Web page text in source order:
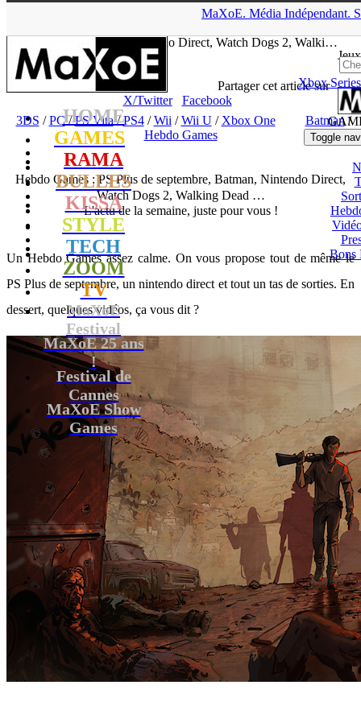
MaXoE. Média Indépendant.
HOME
GAMES
RAMA
BULLES
KISSA
STYLE
TECH
ZOOM
TV
MaXoE
Festival
MaXoE 25 ans
!
Festival de
Cannes
MaXoE Show
Games
Jeux
Xbox
Toggle
Bons
septembre, Batman, Nintendo Direct, Watch Dogs 2, Walki…
Partager cet article sur
X/Twitter
Facebook
3DS /PC/PS Vita/PS4/Wii /Wii U/ Xbox One Batman/
Hebdo Games
Hebdo Games : PS Plus de septembre, Batman, Nintendo Direct,
Watch Dogs 2, Walking Dead …
L'actu de la semaine, juste pour vous !
Un Hebdo Games assez calme. On vous propose tout de même le
PS Plus de septembre, un nintendo direct et tout un tas de sorties. En
dessert, quelques vidéos, ça vous dit ?